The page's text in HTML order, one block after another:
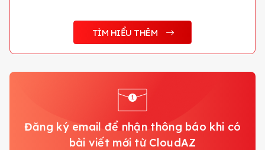
TÌM HIỂU THÊM
Đăng ký email để nhận thông báo khi có
bài viết mới từ CloudAZ